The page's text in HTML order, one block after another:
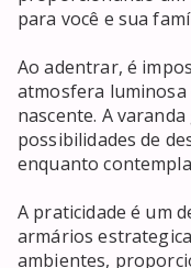
para você e sua
Ao adentrar, é
atmosfera luminosa
nascente. A
possibilidades de
enquanto
A praticidade é um
armários
ambientes,